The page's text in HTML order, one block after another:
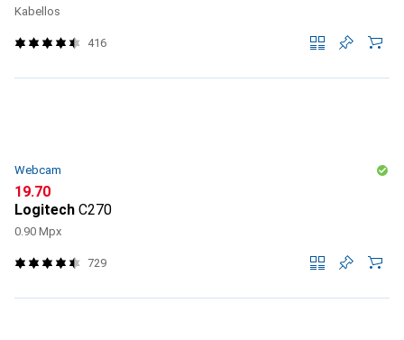
Kabellos
416
Webcam
CHF
19.70
Logitech C270
0.90 Mpx
729